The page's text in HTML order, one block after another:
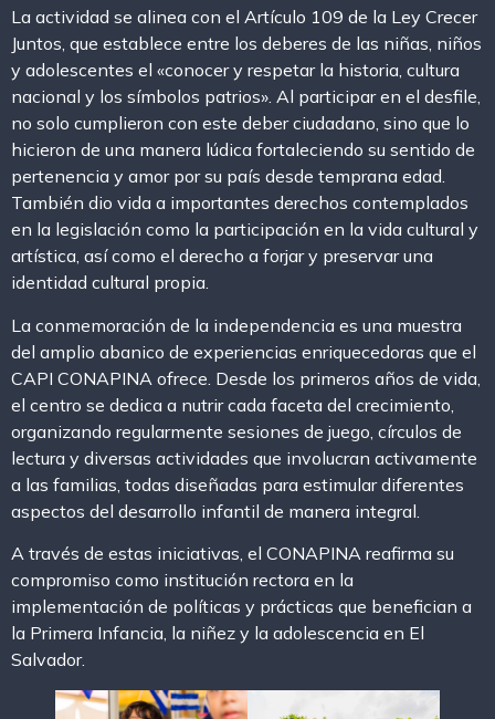
La actividad se alinea con el Artículo 109 de la Ley Crecer
Juntos, que establece entre los deberes de las niñas, niños
y adolescentes el «conocer y respetar la historia, cultura
nacional y los símbolos patrios». Al participar en el desfile,
no solo cumplieron con este deber ciudadano, sino que lo
hicieron de una manera lúdica fortaleciendo su sentido de
pertenencia y amor por su país desde temprana edad.
También dio vida a importantes derechos contemplados
en la legislación como la participación en la vida cultural y
artística, así como el derecho a forjar y preservar una
identidad cultural propia.
La conmemoración de la independencia es una muestra
del amplio abanico de experiencias enriquecedoras que el
CAPI CONAPINA ofrece. Desde los primeros años de vida,
el centro se dedica a nutrir cada faceta del crecimiento,
organizando regularmente sesiones de juego, círculos de
lectura y diversas actividades que involucran activamente
a las familias, todas diseñadas para estimular diferentes
aspectos del desarrollo infantil de manera integral.
A través de estas iniciativas, el CONAPINA reafirma su
compromiso como institución rectora en la
implementación de políticas y prácticas que benefician a
la Primera Infancia, la niñez y la adolescencia en El
Salvador.